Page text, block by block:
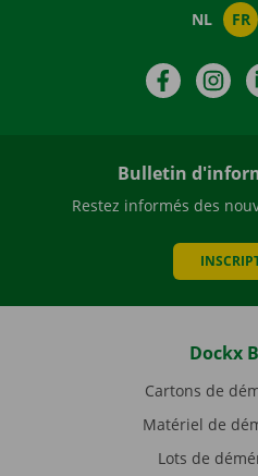
NL FR
Facebook
Bulletin
Restez informés des
Dockx
Cartons de
Matériel de
Lots de